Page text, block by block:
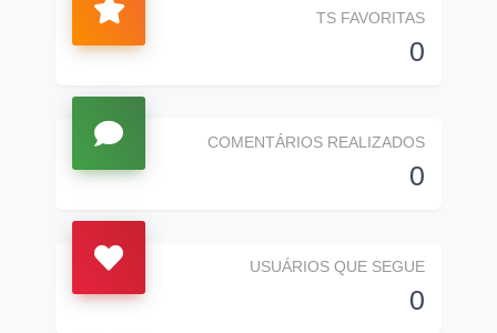
TS FAVORITAS
0
COMENTÁRIOS REALIZADOS
0
USUÁRIOS QUE SEGUE
0